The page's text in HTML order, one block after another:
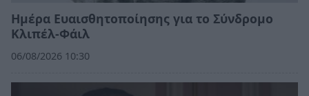
Ημέρα Ευαισθητοποίησης για το Σύνδρομο
Κλιπέλ-Φάιλ
06/08/2026 10:30